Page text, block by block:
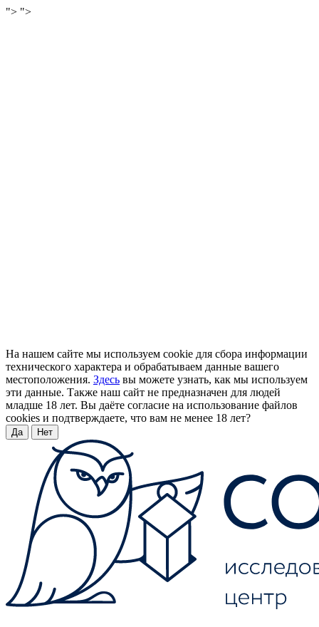
"> ">
На нашем сайте мы используем cookie для сбора информации
технического характера и обрабатываем данные вашего
местоположения. Здесь вы можете узнать, как мы используем
эти данные. Также наш сайт не предназначен для людей
младше 18 лет. Вы даёте согласие на использование файлов
cookies и подтверждаете, что вам не менее 18 лет?
Да Нет